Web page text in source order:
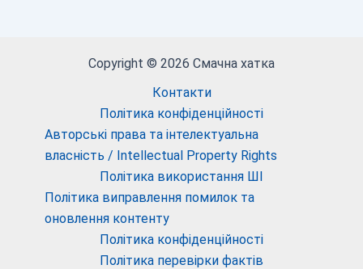
Copyright © 2026 Смачна хатка
Контакти
Політика конфіденційності
Авторські права та інтелектуальна
власність / Intellectual Property Rights
Політика використання ШІ
Політика виправлення помилок та
оновлення контенту
Політика конфіденційності
Політика перевірки фактів